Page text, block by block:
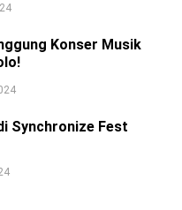
Konser Musik
Synchronize Fest